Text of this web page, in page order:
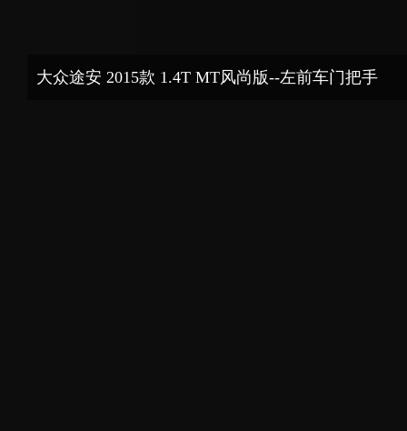
大众途安 2015款 1.4T MT风尚版--左前车门把手